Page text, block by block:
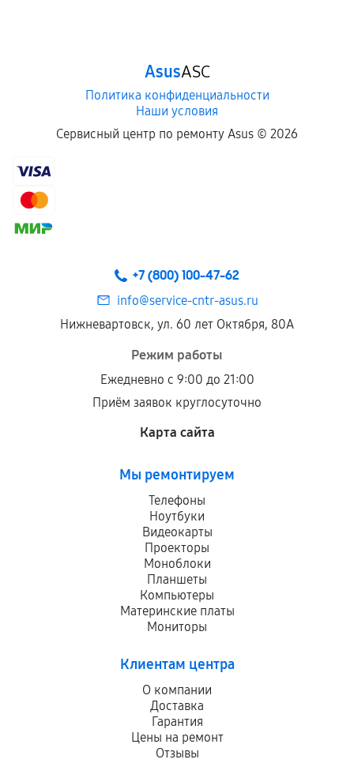
AsusASC
Политика конфиденциальности
Наши условия
Сервисный центр по ремонту Asus © 2026
+7 (800) 100-47-62
info@service-cntr-asus.ru
Нижневартовск, ул. 60 лет Октября, 80А
Режим работы
Ежедневно с 9:00 до 21:00
Приём заявок круглосуточно
Карта сайта
Мы ремонтируем
Телефоны
Ноутбуки
Видеокарты
Проекторы
Моноблоки
Планшеты
Компьютеры
Материнские платы
Мониторы
Клиентам центра
О компании
Доставка
Гарантия
Цены на ремонт
Отзывы